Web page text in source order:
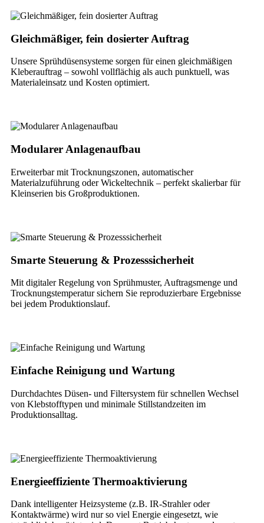
Gleichmäßiger, fein dosierter Auftrag
Unsere Sprühdüsensysteme sorgen für einen gleichmäßigen
Kleberauftrag – sowohl vollflächig als auch punktuell, was
Materialeinsatz und Kosten optimiert.
Modularer Anlagenaufbau
Erweiterbar mit Trocknungszonen, automatischer
Materialzuführung oder Wickeltechnik – perfekt skalierbar für
Kleinserien bis Großproduktionen.
Smarte Steuerung & Prozesssicherheit
Mit digitaler Regelung von Sprühmuster, Auftragsmenge und
Trocknungstemperatur sichern Sie reproduzierbare Ergebnisse
bei jedem Produktionslauf.
Einfache Reinigung und Wartung
Durchdachtes Düsen- und Filtersystem für schnellen Wechsel
von Klebstofftypen und minimale Stillstandzeiten im
Produktionsalltag.
Energieeffiziente Thermoaktivierung
Dank intelligenter Heizsysteme (z.B. IR-Strahler oder
Kontaktwärme) wird nur so viel Energie eingesetzt, wie